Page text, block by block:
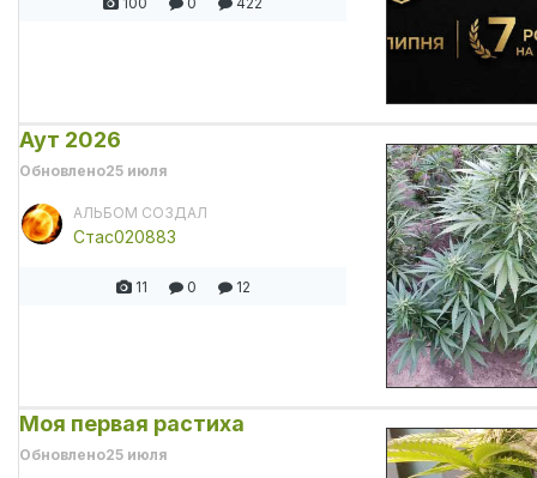
Аут 2026
Обновлено25 июля
АЛЬБОМ СОЗДАЛ
Стас020883
11 0 12
Моя первая растиха
Обновлено25 июля